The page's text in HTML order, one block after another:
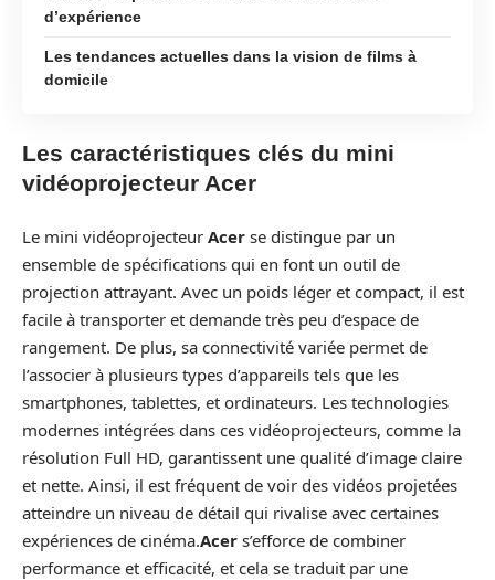
d’expérience
Les tendances actuelles dans la vision de films à
domicile
Les caractéristiques clés du mini
vidéoprojecteur Acer
Le mini vidéoprojecteur Acer se distingue par un
ensemble de spécifications qui en font un outil de
projection attrayant. Avec un poids léger et compact, il est
facile à transporter et demande très peu d’espace de
rangement. De plus, sa connectivité variée permet de
l’associer à plusieurs types d’appareils tels que les
smartphones, tablettes, et ordinateurs. Les technologies
modernes intégrées dans ces vidéoprojecteurs, comme la
résolution Full HD, garantissent une qualité d’image claire
et nette. Ainsi, il est fréquent de voir des vidéos projetées
atteindre un niveau de détail qui rivalise avec certaines
expériences de cinéma.Acer s’efforce de combiner
performance et efficacité, et cela se traduit par une